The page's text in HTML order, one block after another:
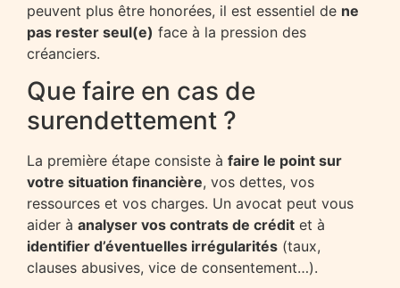
peuvent plus être honorées, il est essentiel de ne
pas rester seul(e) face à la pression des
créanciers.
Que faire en cas de
surendettement ?
La première étape consiste à faire le point sur
votre situation financière, vos dettes, vos
ressources et vos charges. Un avocat peut vous
aider à analyser vos contrats de crédit et à
identifier d’éventuelles irrégularités (taux,
clauses abusives, vice de consentement…).